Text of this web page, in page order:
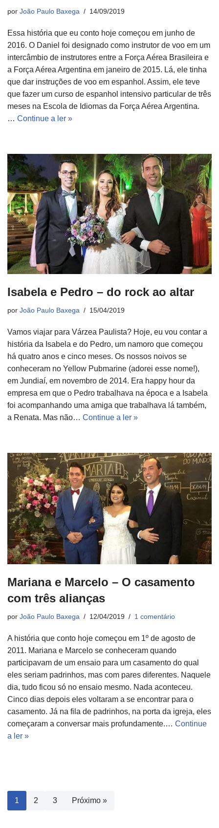
por João Paulo Baxega 14/09/2019
Essa história que eu conto hoje começou em junho de
2016. O Daniel foi designado como instrutor de voo em um
intercâmbio de instrutores entre a Força Aérea Brasileira e
a Força Aérea Argentina em janeiro de 2015. Lá, ele tinha
que dar instruções de voo em espanhol. Assim, ele teve
que fazer um curso de espanhol intensivo particular de três
meses na Escola de Idiomas da Força Aérea Argentina.
… Continue a ler »
Isabela e Pedro – do rock ao altar
por João Paulo Baxega 15/04/2019
Vamos viajar para Várzea Paulista? Hoje, eu vou contar a
história da Isabela e do Pedro, um namoro que começou
há quatro anos e cinco meses. Os nossos noivos se
conheceram no Yellow Pubmarine (adorei esse nome!),
em Jundiaí, em novembro de 2014. Era happy hour da
empresa em que o Pedro trabalhava na época e a Isabela
foi acompanhando uma amiga que trabalhava lá também,
a Renata. Mas não… Continue a ler »
Mariana e Marcelo – O casamento
com três alianças
por João Paulo Baxega 12/04/2019 1 comentário
A história que conto hoje começou em 1º de agosto de
2011. Mariana e Marcelo se conheceram quando
participavam de um ensaio para um casamento do qual
eles seriam padrinhos, mas com pares diferentes. Naquele
dia, tudo ficou só no ensaio mesmo. Nada aconteceu.
Cinco dias depois eles voltaram a se encontrar para o
casamento. Já na fila de padrinhos, na porta da igreja, eles
começaram a conversar mais profundamente.… Continue
a ler »
1 2 3 Próximo »